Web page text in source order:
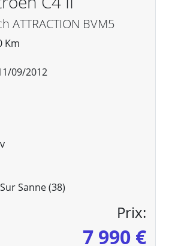
ATTRACTION BVM5
Km
09/2012
Sanne (38)
Prix:
7 990 €